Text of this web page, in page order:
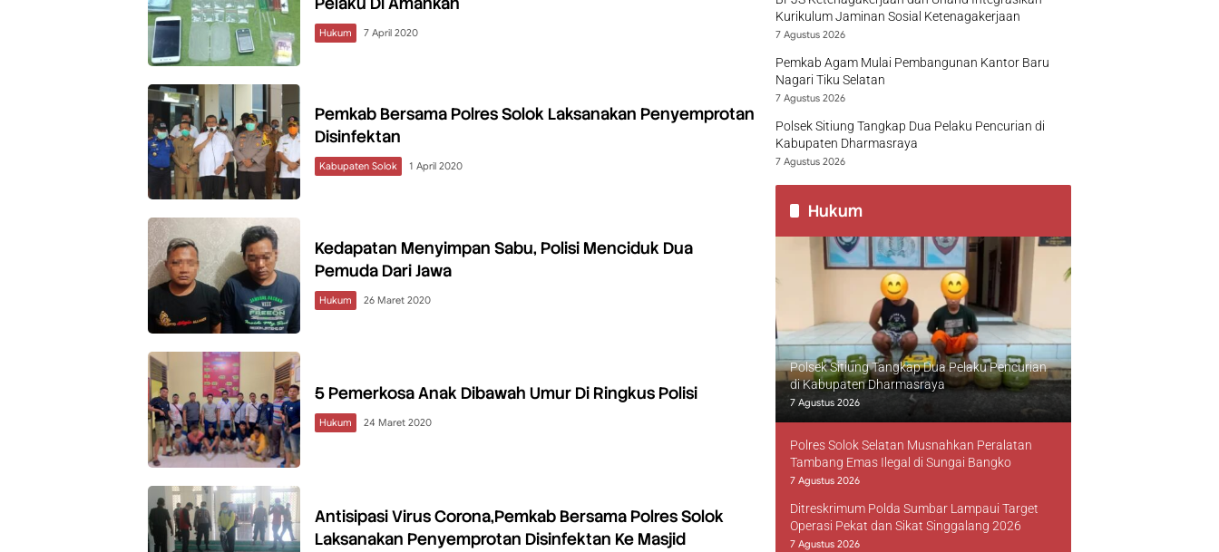
Hukum 7 April 2020
Pemkab Bersama Polres Solok Laksanakan Penyemprotan
Disinfektan
Kabupaten Solok 1 April 2020
Kedapatan Menyimpan Sabu, Polisi Menciduk Dua
Pemuda Dari Jawa
Hukum 26 Maret 2020
5 Pemerkosa Anak Dibawah Umur Di Ringkus Polisi
Hukum 24 Maret 2020
Antisipasi Virus Corona,Pemkab Bersama Polres Solok
Laksanakan Penyemprotan Disinfektan Ke Masjid
Kurikulum Jaminan Sosial Ketenagakerjaan
7 Agustus 2026
Pemkab Agam Mulai Pembangunan Kantor Baru
Nagari Tiku Selatan
7 Agustus 2026
Polsek Sitiung Tangkap Dua Pelaku Pencurian di
Kabupaten Dharmasraya
7 Agustus 2026
Hukum
Polsek Sitiung Tangkap Dua Pelaku Pencurian
di Kabupaten Dharmasraya
7 Agustus 2026
Polres Solok Selatan Musnahkan Peralatan
Tambang Emas Ilegal di Sungai Bangko
7 Agustus 2026
Ditreskrimum Polda Sumbar Lampaui Target
Operasi Pekat dan Sikat Singgalang 2026
7 Agustus 2026